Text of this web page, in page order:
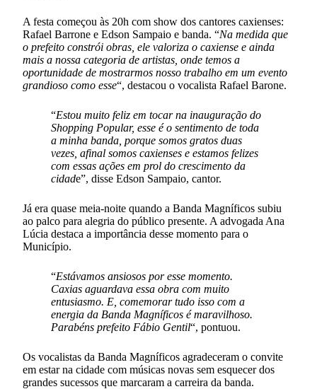
A festa começou às 20h com show dos cantores caxienses:
Rafael Barrone e Edson Sampaio e banda. “Na medida que
o prefeito constrói obras, ele valoriza o caxiense e ainda
mais a nossa categoria de artistas, onde temos a
oportunidade de mostrarmos nosso trabalho em um evento
grandioso como esse“, destacou o vocalista Rafael Barone.
“Estou muito feliz em tocar na inauguração do
Shopping Popular, esse é o sentimento de toda
a minha banda, porque somos gratos duas
vezes, afinal somos caxienses e estamos felizes
com essas ações em prol do crescimento da
cidade”, disse Edson Sampaio, cantor.
Já era quase meia-noite quando a Banda Magníficos subiu
ao palco para alegria do público presente. A advogada Ana
Lúcia destaca a importância desse momento para o
Município.
“Estávamos ansiosos por esse momento.
Caxias aguardava essa obra com muito
entusiasmo. E, comemorar tudo isso com a
energia da Banda Magníficos é maravilhoso.
Parabéns prefeito Fábio Gentil“, pontuou.
Os vocalistas da Banda Magníficos agradeceram o convite
em estar na cidade com músicas novas sem esquecer dos
grandes sucessos que marcaram a carreira da banda.